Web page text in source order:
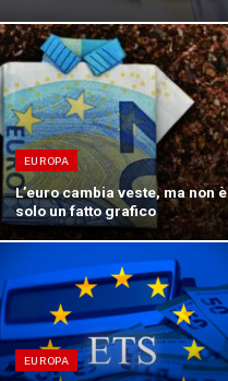
EUROPA
L’euro cambia veste, ma non è
solo un fatto grafico
EUROPA